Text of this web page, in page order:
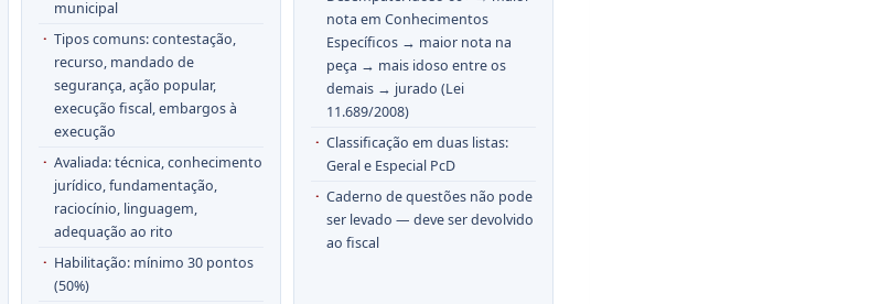
municipal
Tipos comuns: contestação,
recurso, mandado de
segurança, ação popular,
execução fiscal, embargos à
execução
Avaliada: técnica, conhecimento
jurídico, fundamentação,
raciocínio, linguagem,
adequação ao rito
Habilitação: mínimo 30 pontos
(50%)
nota em Conhecimentos
Específicos → maior nota na
peça → mais idoso entre os
demais → jurado (Lei
11.689/2008)
Classificação em duas listas:
Geral e Especial PcD
Caderno de questões não pode
ser levado — deve ser devolvido
ao fiscal